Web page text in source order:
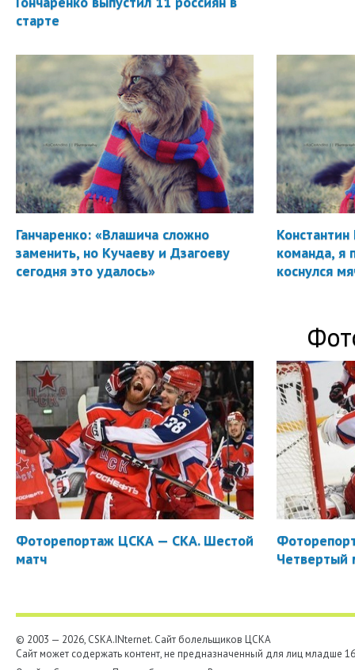
старте
Ганчаренко: «Влашича сложно
заменить, но Кучаеву и Дзагоеву
сегодня это удалось»
Константин
команда, я
коснулся
Фоторепортаж ЦСКА — СКА. Шестой
матч
Четвертый
© 2003 — 2026, CSKA.INternet. Cайт болельщиков ЦСКА
Сайт может содержать контент, не предназначенный для лиц младше